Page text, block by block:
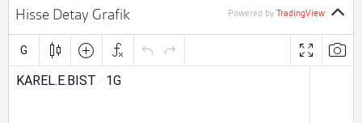
Hisse Detay Grafik Powered by TradingView